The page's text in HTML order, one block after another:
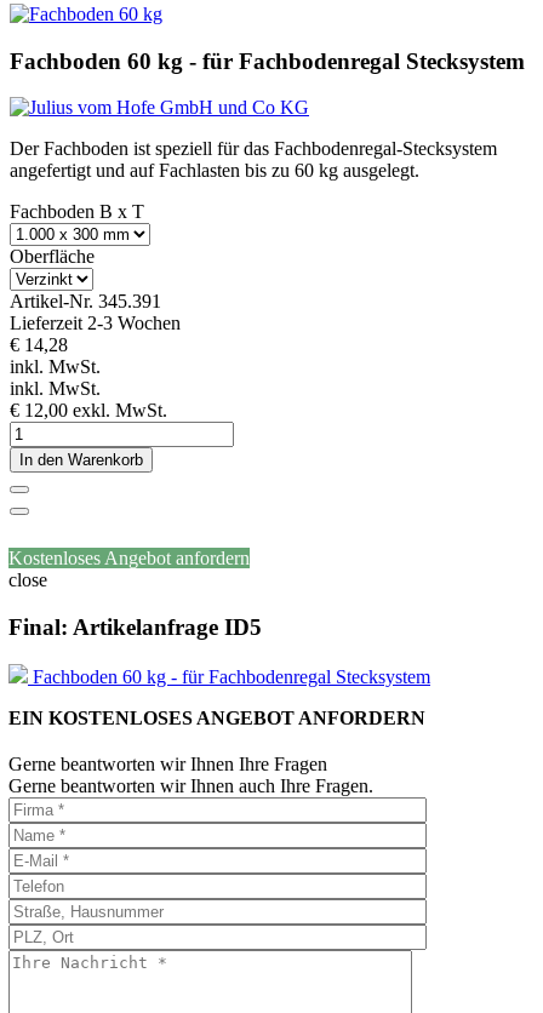
Fachboden 60 kg - für Fachbodenregal Stecksystem
Der Fachboden ist speziell für das Fachbodenregal-Stecksystem
angefertigt und auf Fachlasten bis zu 60 kg ausgelegt.
Fachboden B x T
Oberfläche
Artikel-Nr. 345.391
Lieferzeit 2-3 Wochen
€ 14,28
inkl. MwSt.
inkl. MwSt.
€ 12,00 exkl. MwSt.
In den Warenkorb
Kostenloses Angebot anfordern
close
Final: Artikelanfrage ID5
Fachboden 60 kg - für Fachbodenregal Stecksystem
EIN KOSTENLOSES ANGEBOT ANFORDERN
Gerne beantworten wir Ihnen Ihre Fragen
Gerne beantworten wir Ihnen auch Ihre Fragen.